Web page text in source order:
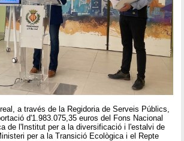
a través de la Regidoria de Serveis Públics,
d'1.983.075,35 euros del Fons Nacional
de l'Institut per a la diversificació i l'estalvi de
per a la Transició Ecològica i el Repte